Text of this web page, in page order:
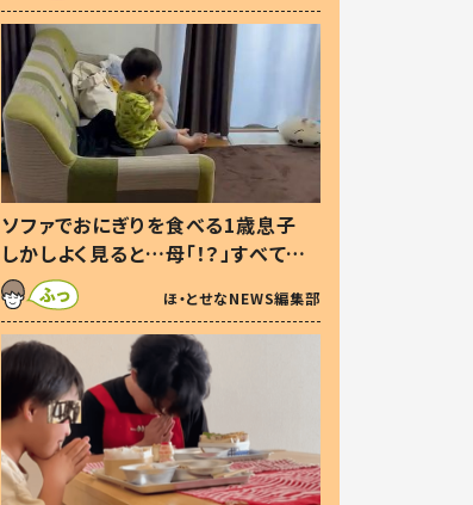
ソファでおにぎりを食べる1歳息子
しかしよく見ると…母「！？」すべてを
察した母の投稿に「可愛いから許
す！」「現行犯〜」
ほ・とせなNEWS編集部